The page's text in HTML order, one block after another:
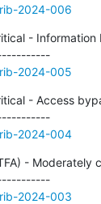
2024-006
-
---------------------------------------------
2024-005
- Access
---------------------------------------------
2024-004
-
---------------------------------------------
2024-003